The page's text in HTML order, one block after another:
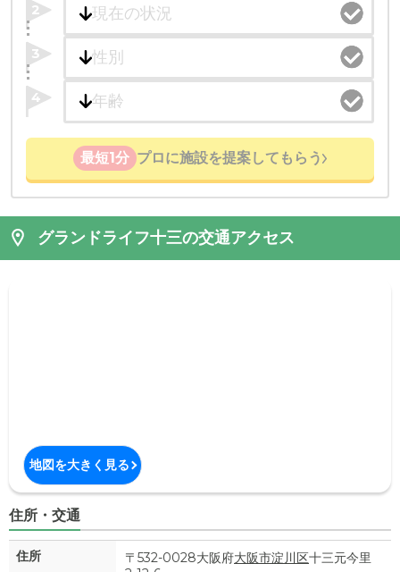
2
3
4
最短1分 プロに施設を提案してもらう
グランドライフ十三の交通アクセス
地図を大きく見る
住所・交通
住所 〒532-0028大阪府大阪市淀川区十三元今里